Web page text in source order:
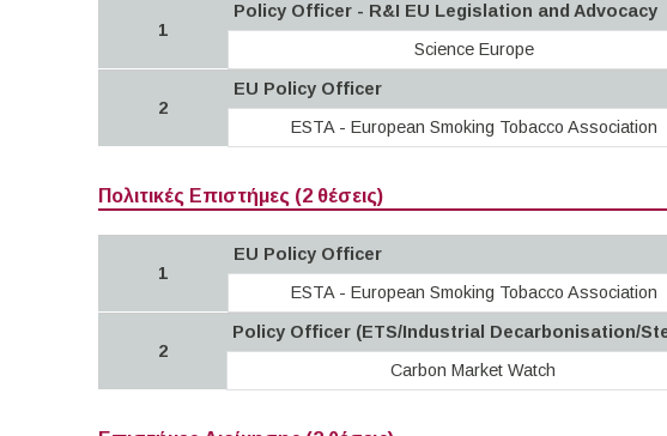
1
Policy Officer - R&I EU Legislation and Advocacy
Science Europe
2
EU Policy Officer
ESTA - European Smoking Tobacco Association
Πολιτικές Επιστήμες (2 θέσεις)
1
EU Policy Officer
ESTA - European Smoking Tobacco Association
2
Policy Officer (ETS/Industrial Decarbonisation/
Carbon Market Watch